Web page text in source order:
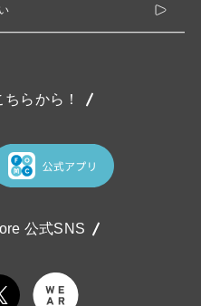
らから！
公式SNS